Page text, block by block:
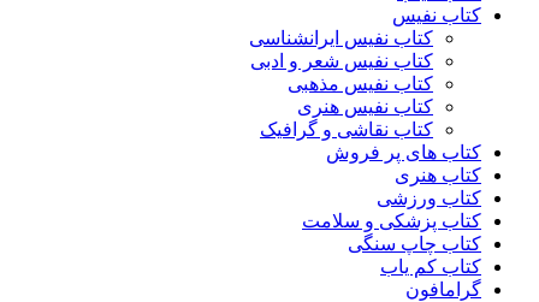
کتاب نفیس
کتاب نفیس ایرانشناسی
کتاب نفیس شعر و ادبی
کتاب نفیس مذهبی
کتاب نفیس هنری
کتاب نقاشی و گرافیک
کتاب های پر فروش
کتاب هنری
کتاب ورزشی
کتاب پزشکی و سلامت
کتاب چاپ سنگی
کتاب کم یاب
گرامافون